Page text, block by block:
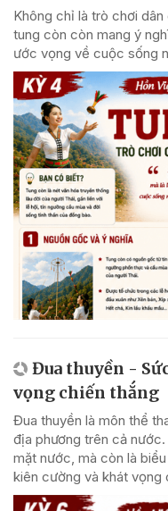
Không chỉ là trò chơi dân
tung còn còn mang ý
ước vọng về cuộc sống
Đua thuyền -
vọng chiến thắng
Đua thuyền là môn thể
địa phương trên cả
mặt nước, mà còn là
kiên cường và khát vọng